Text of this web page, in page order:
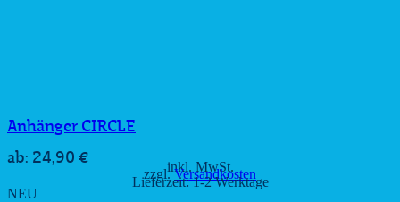
Anhänger CIRCLE
ab: 24,90 € inkl. MwSt.
zzgl.Versandkosten
Lieferzeit:1-2 Werktage
NEU